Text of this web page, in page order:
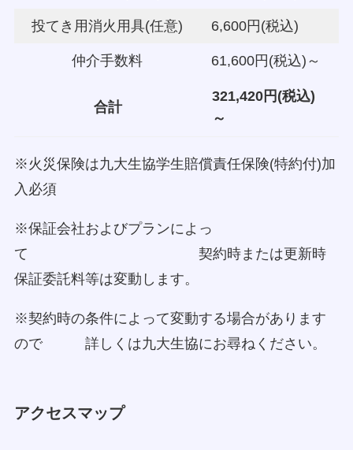
投てき用消火用具(任意) 6,600円(税込)
仲介手数料 61,600円(税込)～
合計
321,420円(税込)
～
※火災保険は九大生協学生賠償責任保険(特約付)加
入必須
※保証会社およびプランによっ
て 契約時または更新時
保証委託料等は変動します。
※契約時の条件によって変動する場合があります
ので 詳しくは九大生協にお尋ねください。
アクセスマップ